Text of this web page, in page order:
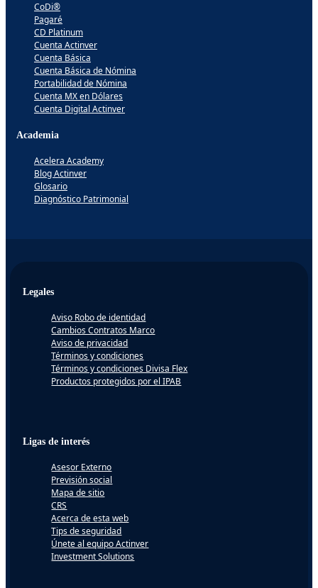
CoDi®
Pagaré
CD Platinum
Cuenta Actinver
Cuenta Básica
Cuenta Básica de Nómina
Portabilidad de Nómina
Cuenta MX en Dólares
Cuenta Digital Actinver
Academia
Acelera Academy
Blog Actinver
Glosario
Diagnóstico Patrimonial
Legales
Aviso Robo de identidad
Cambios Contratos Marco
Aviso de privacidad
Términos y condiciones
Términos y condiciones Divisa Flex
Productos protegidos por el IPAB
Ligas de interés
Asesor Externo
Previsión social
Mapa de sitio
CRS
Acerca de esta web
Tips de seguridad
Únete al equipo Actinver
Investment Solutions